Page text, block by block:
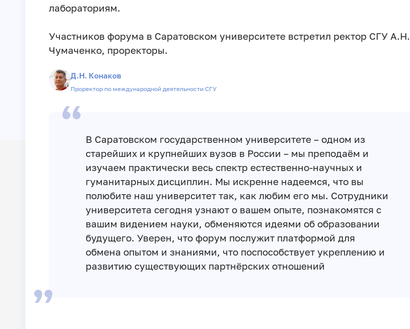
лабораториям.
Участников форума в Саратовском университете встретил ректор СГУ А.Н.
Чумаченко, проректоры.
Д.Н. Конаков
Проректор по международной деятельности СГУ
В Саратовском государственном университете – одном из
старейших и крупнейших вузов в России – мы преподаём и
изучаем практически весь спектр естественно-научных и
гуманитарных дисциплин. Мы искренне надеемся, что вы
полюбите наш университет так, как любим его мы. Сотрудники
университета сегодня узнают о вашем опыте, познакомятся с
вашим видением науки, обменяются идеями об образовании
будущего. Уверен, что форум послужит платформой для
обмена опытом и знаниями, что поспособствует укреплению и
развитию существующих партнёрских отношений